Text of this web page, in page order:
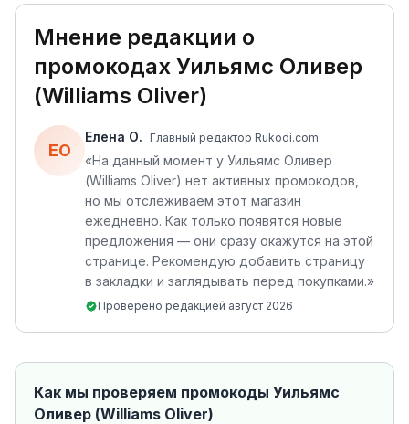
Мнение редакции о
промокодах Уильямс Оливер
(Williams Oliver)
ЕО
Елена О. Главный редактор Rukodi.com
«На данный момент у Уильямс Оливер
(Williams Oliver) нет активных промокодов,
но мы отслеживаем этот магазин
ежедневно. Как только появятся новые
предложения — они сразу окажутся на этой
странице. Рекомендую добавить страницу
в закладки и заглядывать перед покупками.»
Проверено редакцией август 2026
Как мы проверяем промокоды Уильямс
Оливер (Williams Oliver)